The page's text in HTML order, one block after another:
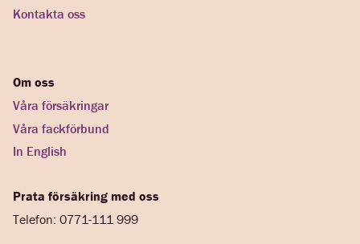
Kontakta oss
Om oss
Våra försäkringar
Våra fackförbund
In English
Prata försäkring med oss
Telefon: 0771-111 999